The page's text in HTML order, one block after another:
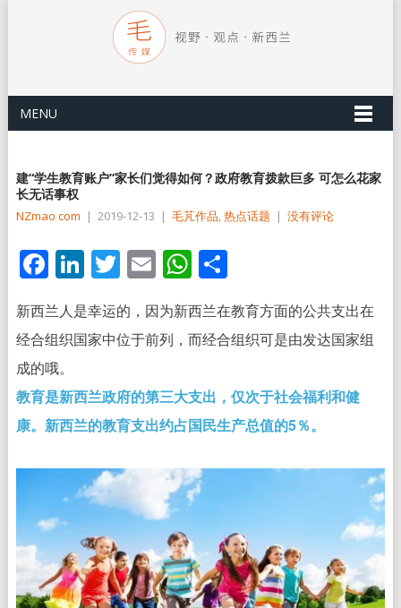
MENU
建“学生教育账户”家长们觉得如何？政府教育拨款巨多 可怎么花家
长无话事权
NZmao com | 2019-12-13 | 毛芃作品,热点话题 | 没有评论
Facebook
LinkedIn
Twitter
EmailWhatsApp
分
新西兰人是幸运的，因为新西兰在教育方面的公共支出在
经合组织国家中位于前列，而经合组织可是由发达国家组
成的哦。
教育是新西兰政府的第三大支出，仅次于社会福利和健
康。新西兰的教育支出约占国民生产总值的5％。